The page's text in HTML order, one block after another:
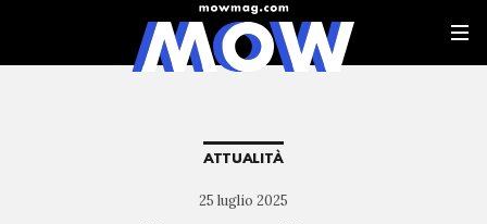
ATTUALITÀ
25 luglio 2025